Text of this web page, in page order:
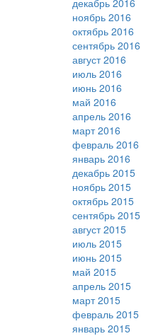
декабрь 2016
ноябрь 2016
октябрь 2016
сентябрь 2016
август 2016
июль 2016
июнь 2016
май 2016
апрель 2016
март 2016
февраль 2016
январь 2016
декабрь 2015
ноябрь 2015
октябрь 2015
сентябрь 2015
август 2015
июль 2015
июнь 2015
май 2015
апрель 2015
март 2015
февраль 2015
январь 2015